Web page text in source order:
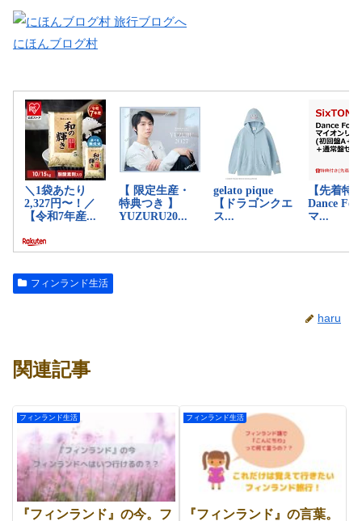
にほんブログ村
フィンランド生活
haru
関連記事
フィンランド生活
『フィンランド』の今。フ
フィンランド生活
『フィンランド』の言葉。